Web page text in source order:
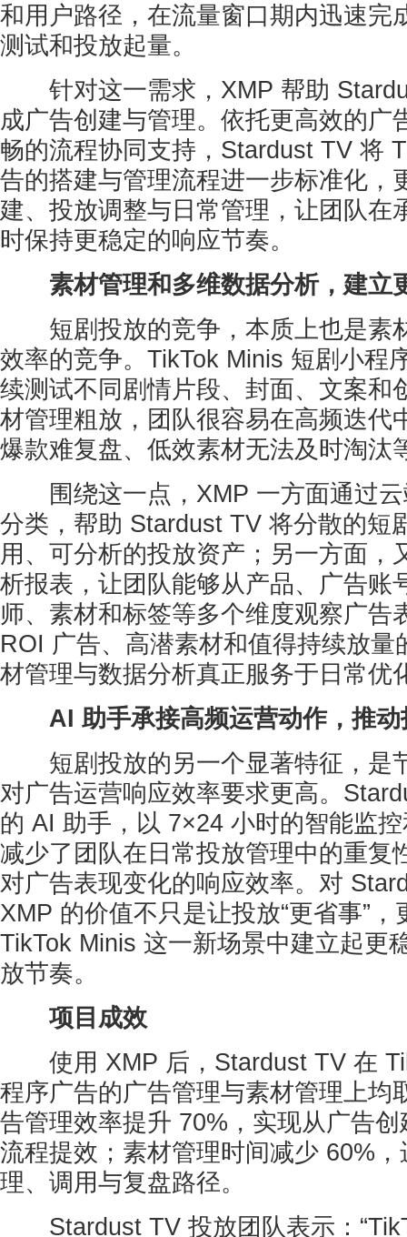
和用户路径，在流量窗口期内迅速完
测试和投放起量。
针对这一需求，XMP 帮助
成广告创建与管理。依托更高效的广
畅的流程协同支持，Stardust TV 将
告的搭建与管理流程进一步标准化，
建、投放调整与日常管理，让团队在
时保持更稳定的响应节奏。
素材管理和多维数据分析，建立
短剧投放的竞争，本质上也是素
效率的竞争。TikTok Minis 短剧小程
续测试不同剧情片段、封面、文案和
材管理粗放，团队很容易在高频迭代
爆款难复盘、低效素材无法及时淘汰
围绕这一点，XMP 一方面通过云
分类，帮助 Stardust TV 将分散的短
用、可分析的投放资产；另一方面，
析报表，让团队能够从产品、广告账
师、素材和标签等多个维度观察广告
ROI 广告、高潜素材和值得持续放量
材管理与数据分析真正服务于日常优
AI 助手承接高频运营动作，推
短剧投放的另一个显著特征，是
对广告运营响应效率要求更高。
的 AI 助手，以 7×24 小时的智能监
减少了团队在日常投放管理中的重复
对广告表现变化的响应效率。对
XMP 的价值不只是让投放“更省事”
TikTok Minis 这一新场景中建立起更
放节奏。
项目成效
使用 XMP 后，Stardust TV 在
程序广告的广告管理与素材管理上均
告管理效率提升 70%，实现从广告
流程提效；素材管理时间减少 60%
理、调用与复盘路径。
Stardust TV 投放团队表示：